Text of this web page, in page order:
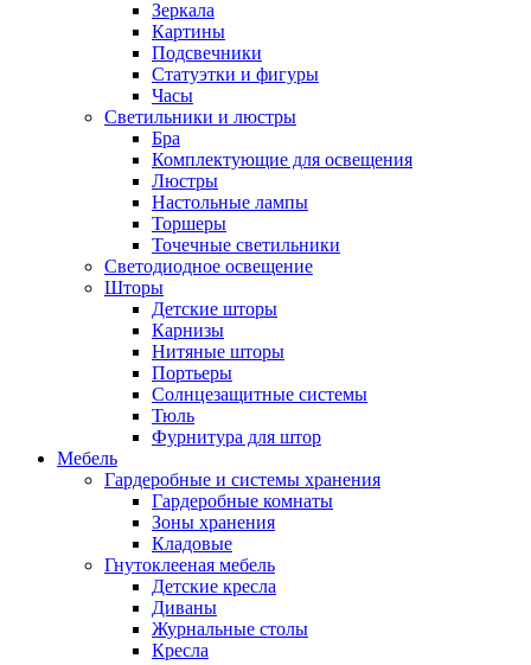
Зеркала
Картины
Подсвечники
Статуэтки и фигуры
Часы
Светильники и люстры
Бра
Комплектующие для освещения
Люстры
Настольные лампы
Торшеры
Точечные светильники
Светодиодное освещение
Шторы
Детские шторы
Карнизы
Нитяные шторы
Портьеры
Солнцезащитные системы
Тюль
Фурнитура для штор
Мебель
Гардеробные и системы хранения
Гардеробные комнаты
Зоны хранения
Кладовые
Гнутоклееная мебель
Детские кресла
Диваны
Журнальные столы
Кресла